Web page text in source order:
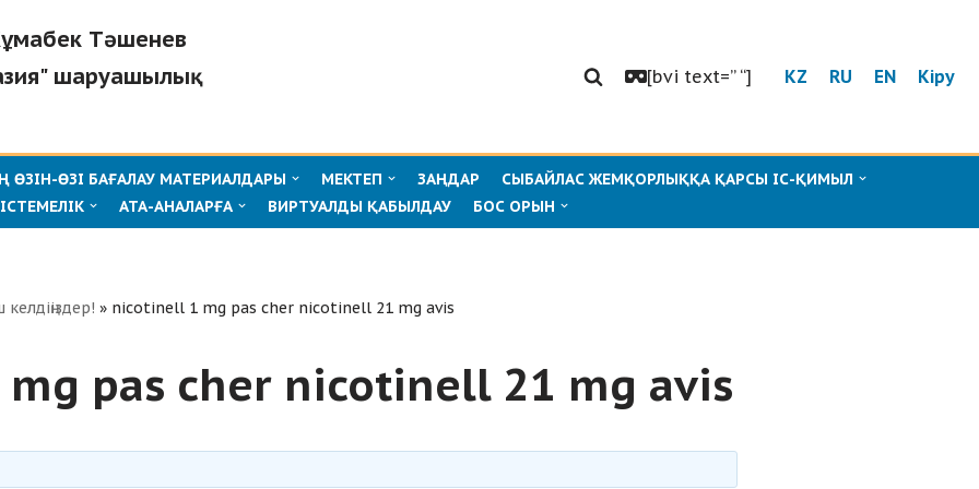
Тәшенев
шаруашылық
[bvi text=” “] KZ RU EN Кіру
ӨЗІ БАҒАЛАУ МАТЕРИАЛДАРЫ МЕКТЕП ЗАҢДАР
СЫБАЙЛАС ЖЕМҚОРЛЫҚҚА ҚАРСЫ ІС-ҚИМЫЛ
АТА-АНАЛАРҒА ВИРТУАЛДЫ ҚАБЫЛДАУ БОС ОРЫН
келдіңіздер! » nicotinell 1 mg pas cher nicotinell 21 mg avis
pas cher nicotinell 21 mg avis